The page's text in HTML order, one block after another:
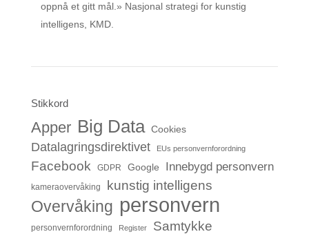
oppnå et gitt mål.» Nasjonal strategi for kunstig
intelligens, KMD.
Stikkord
Apper Big Data Cookies
Datalagringsdirektivet EUs personvernforordning
Facebook GDPR Google Innebygd personvern
kameraovervåking kunstig intelligens
Overvåking personvern
personvernforordning Register Samtykke